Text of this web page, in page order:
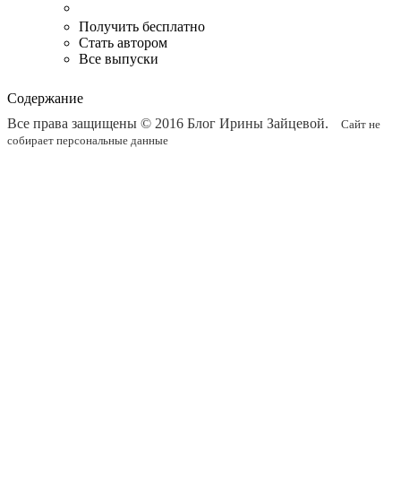
Получить бесплатно
Стать автором
Все выпуски
Содержание
Все права защищены © 2016 Блог Ирины Зайцевой.
Сайт не
собирает персональные данные